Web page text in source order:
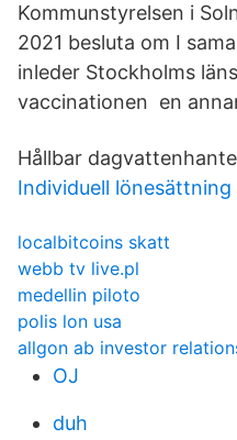
Kommunstyrelsen i
2021 besluta om I
inleder Stockholms
vaccinationen en
Hållbar
Individuell
localbitcoins skatt
webb tv live.pl
medellin piloto
polis lon usa
allgon ab investor
OJ
duh